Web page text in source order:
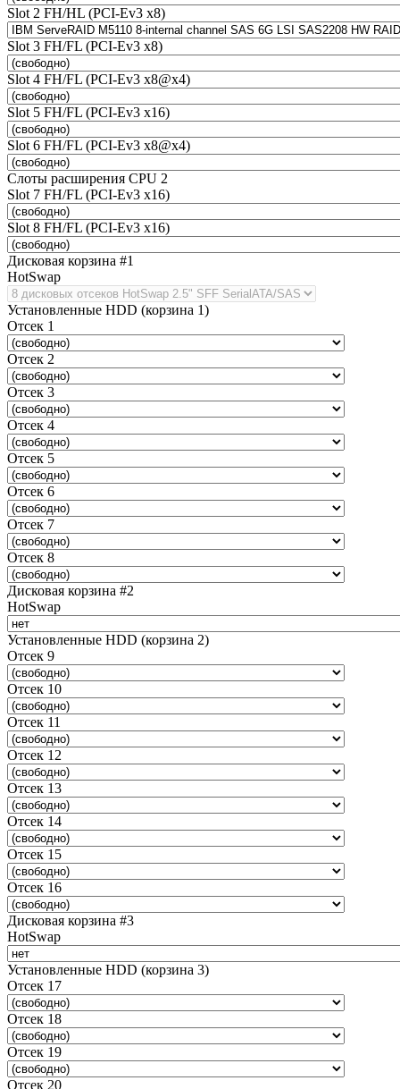
Slot 2 FH/HL (PCI-Ev3 x8)
Slot 3 FH/FL (PCI-Ev3 x8)
Slot 4 FH/FL (PCI-Ev3 x8@x4)
Slot 5 FH/FL (PCI-Ev3 x16)
Slot 6 FH/FL (PCI-Ev3 x8@x4)
Слоты расширения CPU 2
Slot 7 FH/FL (PCI-Ev3 x16)
Slot 8 FH/FL (PCI-Ev3 x16)
Дисковая корзина #1
HotSwap
Установленные HDD (корзина 1)
Отсек 1
Отсек 2
Отсек 3
Отсек 4
Отсек 5
Отсек 6
Отсек 7
Отсек 8
Дисковая корзина #2
HotSwap
Установленные HDD (корзина 2)
Отсек 9
Отсек 10
Отсек 11
Отсек 12
Отсек 13
Отсек 14
Отсек 15
Отсек 16
Дисковая корзина #3
HotSwap
Установленные HDD (корзина 3)
Отсек 17
Отсек 18
Отсек 19
Отсек 20